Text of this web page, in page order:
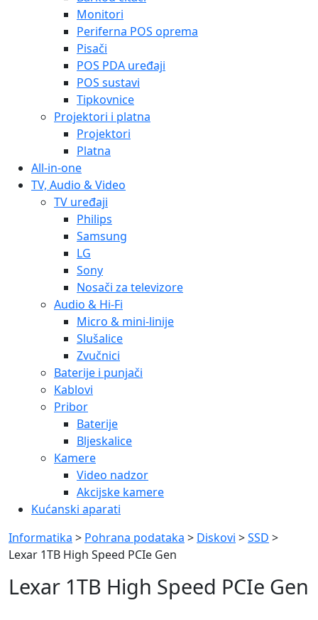
Monitori
Periferna POS oprema
Pisači
POS PDA uređaji
POS sustavi
Tipkovnice
Projektori i platna
Projektori
Platna
All-in-one
TV, Audio & Video
TV uređaji
Philips
Samsung
LG
Sony
Nosači za televizore
Audio & Hi-Fi
Micro & mini-linije
Slušalice
Zvučnici
Baterije i punjači
Kablovi
Pribor
Baterije
Bljeskalice
Kamere
Video nadzor
Akcijske kamere
Kućanski aparati
Informatika > Pohrana podataka > Diskovi >SSD >
Lexar 1TB High Speed PCIe Gen
Lexar 1TB High Speed PCIe Gen